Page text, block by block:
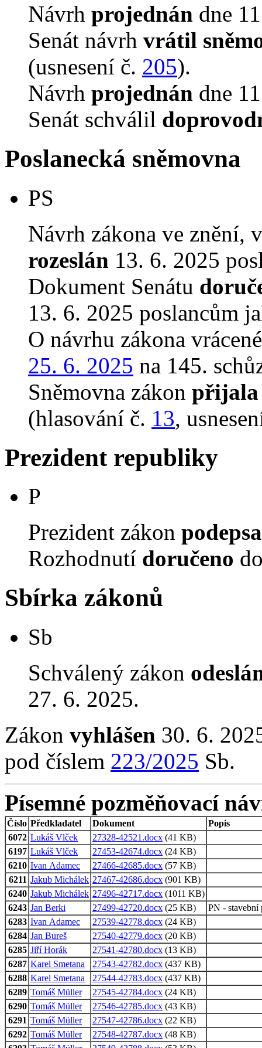
Návrh projednán dne
Senát návrh vrátil
(usnesení č. 205).
Návrh projednán dne
Senát schválil
Poslanecká sněmovna
PS
Návrh zákona ve znění,
rozeslán 13. 6. 2025
Dokument Senátu
13. 6. 2025 poslancům
O návrhu zákona
25. 6. 2025 na 145.
Sněmovna zákon přijala
(hlasování č. 13,
Prezident republiky
P
Prezident zákon
Rozhodnutí doručeno
Sbírka zákonů
Sb
Schválený zákon
27. 6. 2025.
Zákon vyhlášen 30. 6.
pod číslem 223/2025 Sb.
Písemné pozměňovací
Číslo Předkladatel Dokument
Popis
6072 Lukáš Vlček 27328-42521.docx (41 KB)
6197 Lukáš Vlček 27453-42674.docx (24 KB)
6210 Ivan Adamec 27466-42685.docx (57 KB)
6211 Jakub Michálek 27467-42686.docx (901 KB)
6240 Jakub Michálek 27496-42717.docx (1011 KB)
6243 Jan Berki 27499-42720.docx (25 KB)
PN - stavební
6283 Ivan Adamec 27539-42778.docx (24 KB)
6284 Jan Bureš 27540-42779.docx (20 KB)
6285 Jiří Horák 27541-42780.docx (13 KB)
6287 Karel Smetana 27543-42782.docx (437 KB)
6288 Karel Smetana 27544-42783.docx (437 KB)
6289 Tomáš Müller 27545-42784.docx (24 KB)
6290 Tomáš Müller 27546-42785.docx (43 KB)
6291 Tomáš Müller 27547-42786.docx (22 KB)
6292 Tomáš Müller 27548-42787.docx (48 KB)